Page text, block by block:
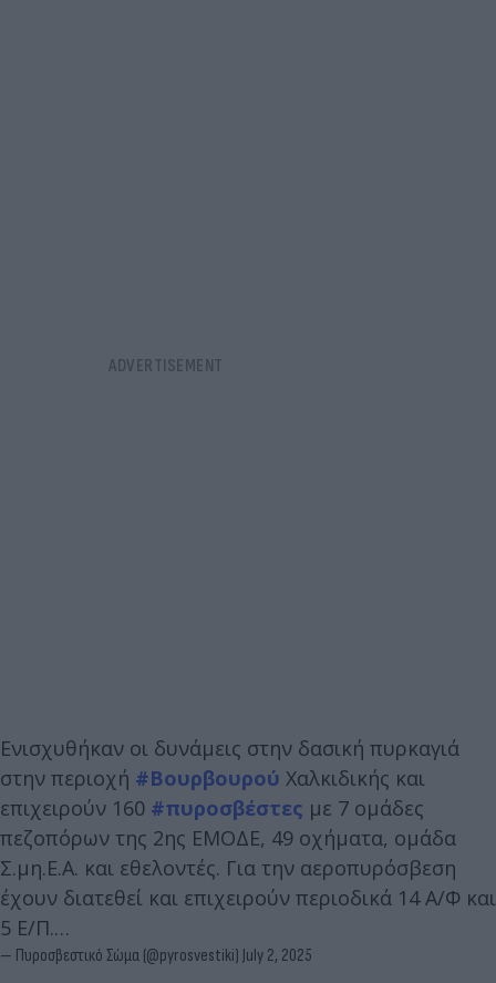
Ενισχυθήκαν οι δυνάμεις στην δασική πυρκαγιά
στην περιοχή #Βουρβουρού Χαλκιδικής και
επιχειρούν 160 #πυροσβέστες με 7 ομάδες
πεζοπόρων της 2ης ΕΜΟΔΕ, 49 οχήματα, ομάδα
Σ.μη.Ε.Α. και εθελοντές. Για την αεροπυρόσβεση
έχουν διατεθεί και επιχειρούν περιοδικά 14 Α/Φ και
5 Ε/Π.…
— Πυροσβεστικό Σώμα (@pyrosvestiki) July 2, 2025